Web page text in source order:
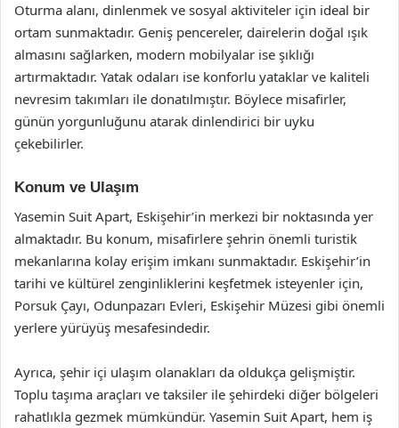
Oturma alanı, dinlenmek ve sosyal aktiviteler için ideal bir
ortam sunmaktadır. Geniş pencereler, dairelerin doğal ışık
almasını sağlarken, modern mobilyalar ise şıklığı
artırmaktadır. Yatak odaları ise konforlu yataklar ve kaliteli
nevresim takımları ile donatılmıştır. Böylece misafirler,
günün yorgunluğunu atarak dinlendirici bir uyku
çekebilirler.
Konum ve Ulaşım
Yasemin Suit Apart, Eskişehir’in merkezi bir noktasında yer
almaktadır. Bu konum, misafirlere şehrin önemli turistik
mekanlarına kolay erişim imkanı sunmaktadır. Eskişehir’in
tarihi ve kültürel zenginliklerini keşfetmek isteyenler için,
Porsuk Çayı, Odunpazarı Evleri, Eskişehir Müzesi gibi önemli
yerlere yürüyüş mesafesindedir.
Ayrıca, şehir içi ulaşım olanakları da oldukça gelişmiştir.
Toplu taşıma araçları ve taksiler ile şehirdeki diğer bölgeleri
rahatlıkla gezmek mümkündür. Yasemin Suit Apart, hem iş